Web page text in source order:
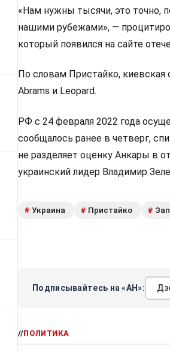
«Нам нужны тысячи, это точно,
нашими рубежами», —
который появился на сайте
По словам Пристайко, киевская
Abrams и Leopard.
РФ с 24 февраля 2022 года
сообщалось ранее в четверг,
не разделяет оценку Анкары в
украинский лидер Владимир
# Украина # Пристайко #
Подписывайтесь на «АН»:
//ПОЛИТИКА